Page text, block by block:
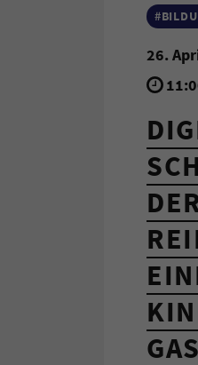
26.